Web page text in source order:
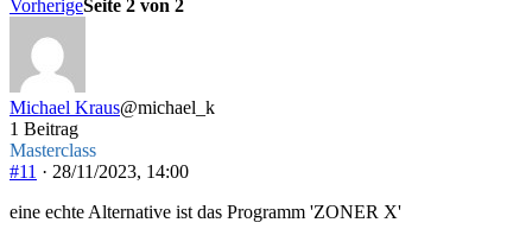
VorherigeSeite 2 von 2
Michael Kraus@michael_k
1 Beitrag
Masterclass
#11 · 28/11/2023, 14:00
eine echte Alternative ist das Programm 'ZONER X'